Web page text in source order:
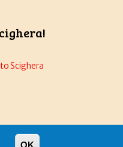
Scighera
OK